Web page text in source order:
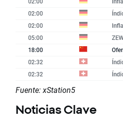
Fuente: xStation5
Noticias Clave​​​​​